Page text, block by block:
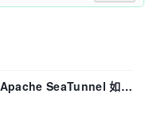
SeaTunnel 如何